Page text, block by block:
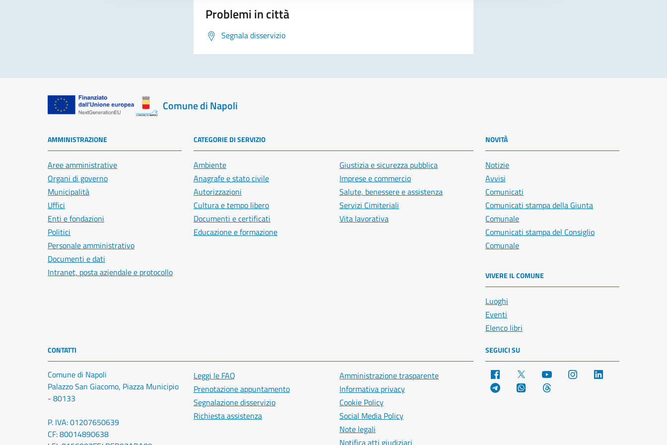
Problemi in città
Segnala disservizio
Comune di Napoli
AMMINISTRAZIONE
Aree amministrative
Organi di governo
Municipalità
Uffici
Enti e fondazioni
Politici
Personale amministrativo
Documenti e dati
Intranet, posta aziendale e protocollo
CATEGORIE DI SERVIZIO
Ambiente
Anagrafe e stato civile
Autorizzazioni
Cultura e tempo libero
Documenti e certificati
Educazione e formazione
Giustizia e sicurezza pubblica
Imprese e commercio
Salute, benessere e assistenza
Servizi Cimiteriali
Vita lavorativa
NOVITÀ
Notizie
Avvisi
Comunicati
Comunicati stampa della Giunta
Comunale
Comunicati stampa del Consiglio
Comunale
VIVERE IL COMUNE
Luoghi
Eventi
Elenco libri
CONTATTI
Comune di Napoli
Palazzo San Giacomo, Piazza Municipio
- 80133
P. IVA: 01207650639
CF: 80014890638
Leggi le FAQ
Prenotazione appuntamento
Segnalazione disservizio
Richiesta assistenza
Amministrazione trasparente
Informativa privacy
Cookie Policy
Social Media Policy
Note legali
SEGUICI SU
Facebook YouTube Instagram
Telegram WhatsApp